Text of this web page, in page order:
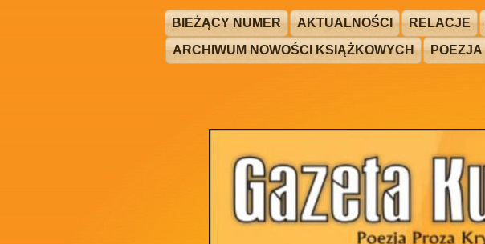
BIEŻĄCY NUMER AKTUALNOŚCI RELACJE
ARCHIWUM NOWOŚCI KSIĄŻKOWYCH
POEZJA